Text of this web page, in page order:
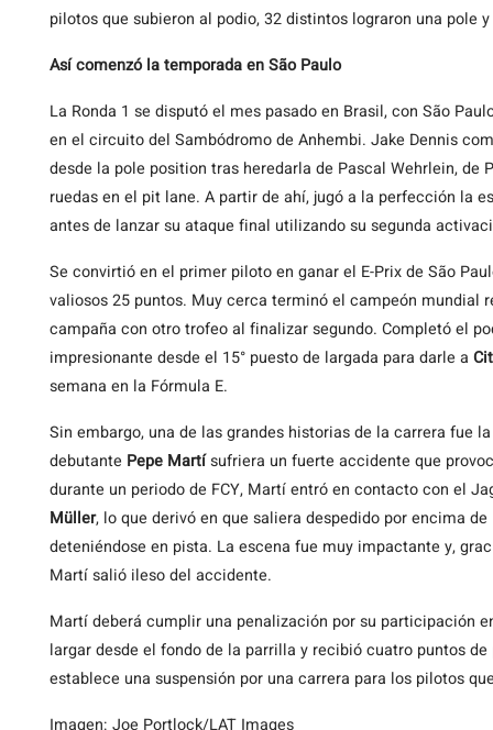
pilotos que subieron al podio, 32 distintos lograron una pole
Así comenzó la temporada en São Paulo
La Ronda 1 se disputó el mes pasado en Brasil, con São
en el circuito del Sambódromo de Anhembi. Jake Dennis
desde la pole position tras heredarla de Pascal Wehrlein, de
ruedas en el pit lane. A partir de ahí, jugó a la perfección la
antes de lanzar su ataque final utilizando su segunda
Se convirtió en el primer piloto en ganar el E-Prix de São
valiosos 25 puntos. Muy cerca terminó el campeón mundial
campaña con otro trofeo al finalizar segundo. Completó el
impresionante desde el 15° puesto de largada para darle a
semana en la Fórmula E.
Sin embargo, una de las grandes historias de la carrera fue
debutante Pepe Martísufriera un fuerte accidente que
durante un periodo de FCY, Martí entró en contacto con el
Müller, lo que derivó en que saliera despedido por encima
deteniéndose en pista. La escena fue muy impactante y,
Martí salió ileso del accidente.
Martí deberá cumplir una penalización por su participación
largar desde el fondo de la parrilla y recibió cuatro puntos
establece una suspensión por una carrera para los pilotos
Imagen: Joe Portlock/LAT Images